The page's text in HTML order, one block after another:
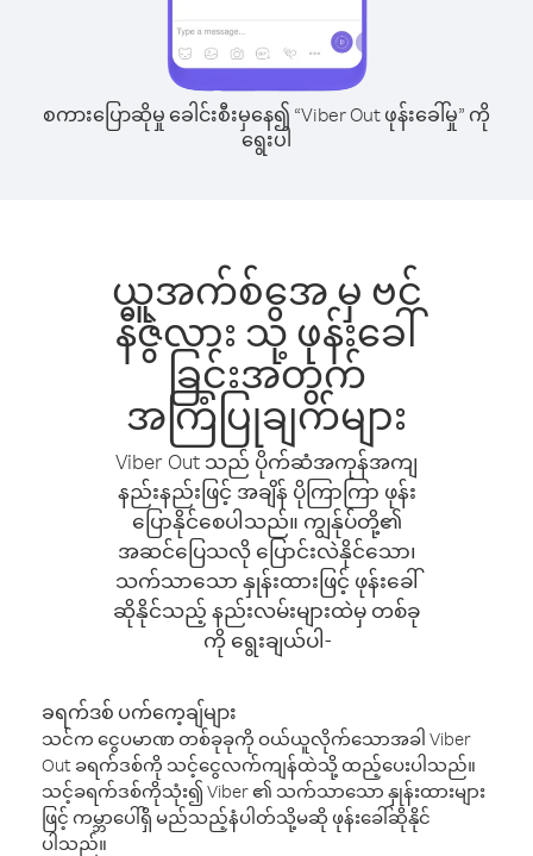
စကားပြောဆိုမှု ခေါင်းစီးမှနေ၍ “Viber Out ဖုန်းခေါ်မှု” ကို
ရွေးပါ
ယူအက်စ်အေ မှ ဗင်
နီဇွဲလား သို့ ဖုန်းခေါ်
ခြင်းအတွက်
အကြံပြုချက်များ
Viber Out သည် ပိုက်ဆံအကုန်အကျ
နည်းနည်းဖြင့် အချိန် ပိုကြာကြာ ဖုန်း
ပြောနိုင်စေပါသည်။ ကျွန်ုပ်တို့၏
အဆင်ပြေသလို ပြောင်းလဲနိုင်သော၊
သက်သာသော နှုန်းထားဖြင့် ဖုန်းခေါ်
ဆိုနိုင်သည့် နည်းလမ်းများထဲမှ တစ်ခု
ကို ရွေးချယ်ပါ-
ခရက်ဒစ် ပက်ကေ့ချ်များ
သင်က ငွေပမာဏ တစ်ခုခုကို ဝယ်ယူလိုက်သောအခါ Viber
Out ခရက်ဒစ်ကို သင့်ငွေလက်ကျန်ထဲသို့ ထည့်ပေးပါသည်။
သင့်ခရက်ဒစ်ကိုသုံး၍ Viber ၏ သက်သာသော နှုန်းထားများ
ဖြင့် ကမ္ဘာပေါ်ရှိ မည်သည့်နံပါတ်သို့မဆို ဖုန်းခေါ်ဆိုနိုင်
ပါသည်။